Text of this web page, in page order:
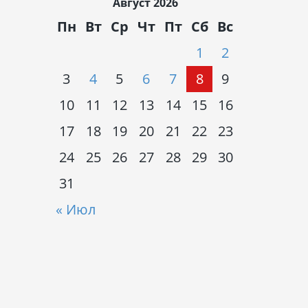
Пн Вт Ср Чт Пт Сб Вс
« Июл
1
2
3
4 5 6 7 8
9
10
11 12 13 14 15
16
17
18 19 20 21 22
23
24
25 26 27 28 29
30
31